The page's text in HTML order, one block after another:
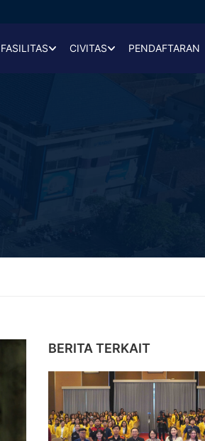
FASILITAS CIVITAS PENDAFTARAN
BERITA TERKAIT